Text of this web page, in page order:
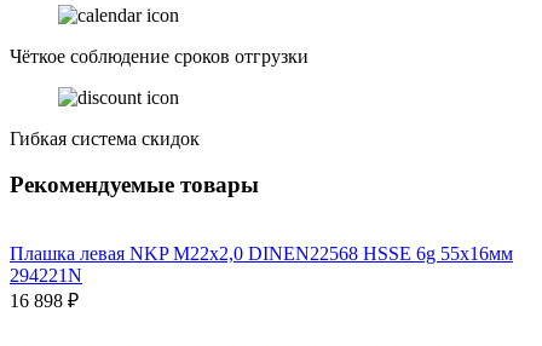
Чёткое соблюдение сроков отгрузки
Гибкая система скидок
Рекомендуемые товары
Плашка левая NKP М22х2,0 DINEN22568 HSSE 6g 55х16мм
294221N
16 898 ₽